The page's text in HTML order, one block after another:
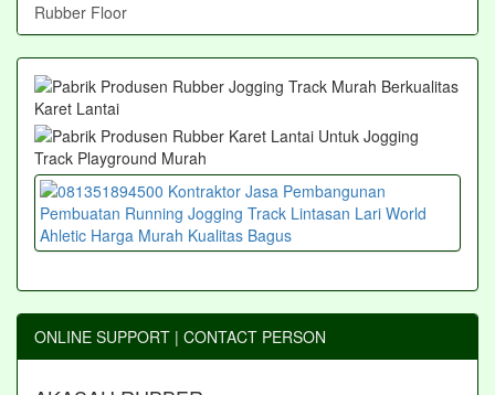
Rubber Floor
ONLINE SUPPORT | CONTACT PERSON